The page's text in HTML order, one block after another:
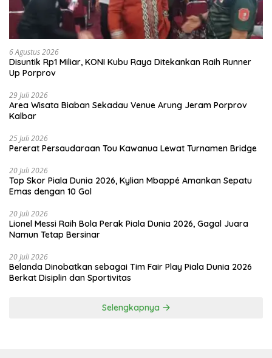
6 Agustus 2026
Disuntik Rp1 Miliar, KONI Kubu Raya Ditekankan Raih Runner
Up Porprov
29 Juli 2026
Area Wisata Biaban Sekadau Venue Arung Jeram Porprov
Kalbar
25 Juli 2026
Pererat Persaudaraan Tou Kawanua Lewat Turnamen Bridge
20 Juli 2026
Top Skor Piala Dunia 2026, Kylian Mbappé Amankan Sepatu
Emas dengan 10 Gol
20 Juli 2026
Lionel Messi Raih Bola Perak Piala Dunia 2026, Gagal Juara
Namun Tetap Bersinar
20 Juli 2026
Belanda Dinobatkan sebagai Tim Fair Play Piala Dunia 2026
Berkat Disiplin dan Sportivitas
Selengkapnya